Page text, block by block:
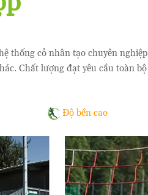
thống cỏ nhân tạo chuyên nghiệp
Chất lượng đạt yêu cầu toàn bộ
Độ bền cao